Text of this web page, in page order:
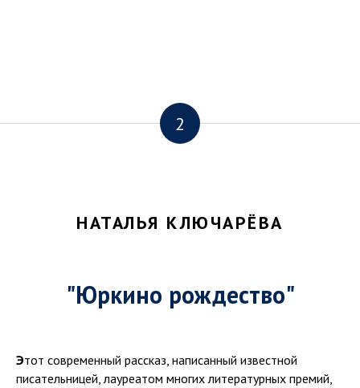
2
НАТАЛЬЯ КЛЮЧАРЁВА
"Юркино рождество"
Этот современный рассказ, написанный известной
писательницей, лауреатом многих литературных премий,